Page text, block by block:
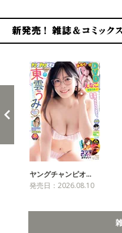
ヤングチャンピオ…
発売日：2026.08.10